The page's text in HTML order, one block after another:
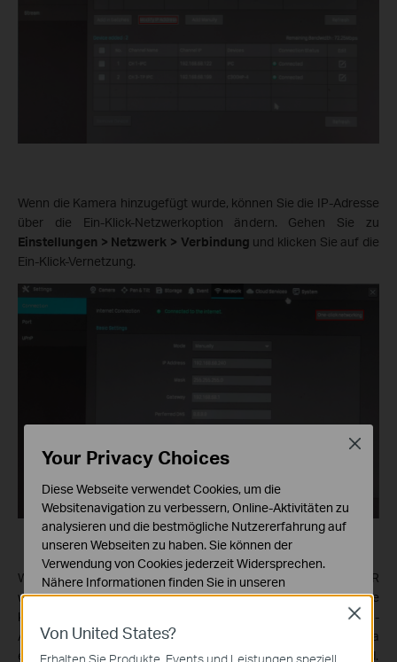
Wenn die Kamera hinzugefügt wurde, können Sie die IP-Adresse
über die Ein-Klick-Netzwerkoption ändern. Gehen Sie zu
Einstellungen > Netzwerk > Verbindung und klicken Sie auf die
Ein-Klick-Vernetzung.
Wählen Sie das Gerät, das Sie ändern möchten, und der NVR
weist eine nicht zugewiesene IP-Adresse zu. Auf diese Weise
können Sie die IP-Adresse manuell einstellen. Wenn Sie die IP-
Adresse manuell einstellen möchten, müssen Sie die Kamera
entfernen und die IP-Adresse ändern, bevor sie hinzugefügt wird.
Von United States?
Erhalten Sie Produkte, Events und Leistungen speziell
Close
Your Privacy Choices
Diese Webseite verwendet Cookies, um die
Websitenavigation zu verbessern, Online-Aktivitäten zu
analysieren und die bestmögliche Nutzererfahrung auf
unseren Webseiten zu haben. Sie können der
Verwendung von Cookies jederzeit Widersprechen.
Nähere Informationen finden Sie in unseren
Datenschutzhinweisen.
Notwendige Cookies
Close